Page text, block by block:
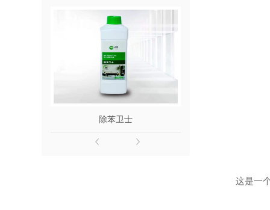
除苯卫士
这是一